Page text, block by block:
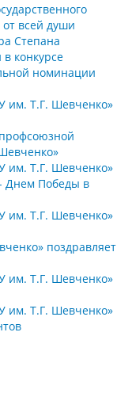
всей души
Степана
конкурсе
номинации
им. Т.Г. Шевченко»
им. Т.Г. Шевченко»
Днем Победы в
им. Т.Г. Шевченко»
поздравляет
им. Т.Г. Шевченко»
им. Т.Г. Шевченко»